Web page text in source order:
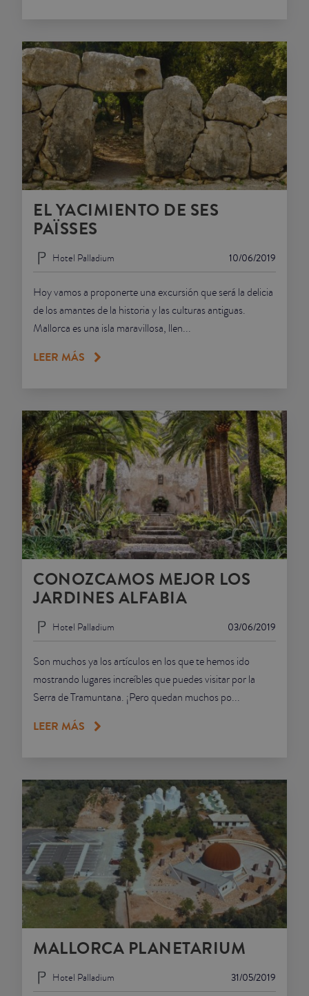
EL YACIMIENTO DE SES
PAÏSSES
10/06/2019
Hotel Palladium
Hoy vamos a proponerte una excursión que será la delicia
de los amantes de la historia y las culturas antiguas.
Mallorca es una isla maravillosa, llen...
LEER MÁS
CONOZCAMOS MEJOR LOS
JARDINES ALFABIA
03/06/2019
Hotel Palladium
Son muchos ya los artículos en los que te hemos ido
mostrando lugares increíbles que puedes visitar por la
Serra de Tramuntana. ¡Pero quedan muchos po...
LEER MÁS
MALLORCA PLANETARIUM
31/05/2019
Hotel Palladium